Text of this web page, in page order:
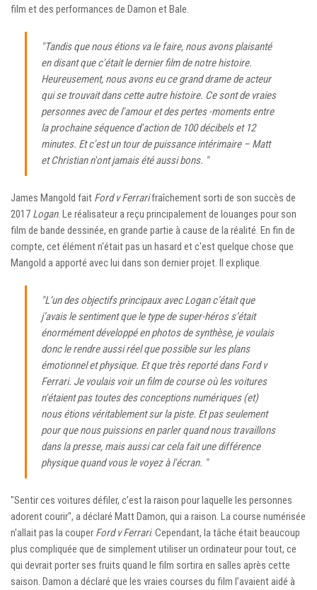
film et des performances de Damon et Bale.
"Tandis que nous étions va le faire, nous avons plaisanté
en disant que c'était le dernier film de notre histoire.
Heureusement, nous avons eu ce grand drame de acteur
qui se trouvait dans cette autre histoire. Ce sont de vraies
personnes avec de l'amour et des pertes -moments entre
la prochaine séquence d'action de 100 décibels et 12
minutes. Et c'est un tour de puissance intérimaire – Matt
et Christian n'ont jamais été aussi bons. "
James Mangold fait Ford v Ferrarifraîchement sorti de son succès de
2017 Logan. Le réalisateur a reçu principalement de louanges pour son
film de bande dessinée, en grande partie à cause de la réalité. En fin de
compte, cet élément n'était pas un hasard et c'est quelque chose que
Mangold a apporté avec lui dans son dernier projet. Il explique.
"L’un des objectifs principaux avecLoganc’était que
j’avais le sentiment que le type de super-héros s’était
énormément développé en photos de synthèse, je voulais
donc le rendre aussi réel que possible sur les plans
émotionnel et physique. Et que très reporté dansFord v
Ferrari. Je voulais voir un film de course où les voitures
n'étaient pas toutes des conceptions numériques (et)
nous étions véritablement sur la piste. Et pas seulement
pour que nous puissions en parler quand nous travaillons
dans la presse, mais aussi car cela fait une différence
physique quand vous le voyez à l'écran. "
"Sentir ces voitures défiler, c’est la raison pour laquelle les personnes
adorent courir", a déclaré Matt Damon, qui a raison. La course numérisée
n'allait pas la couper Ford v Ferrari. Cependant, la tâche était beaucoup
plus compliquée que de simplement utiliser un ordinateur pour tout, ce
qui devrait porter ses fruits quand le film sortira en salles après cette
saison. Damon a déclaré que les vraies courses du film l’avaient aidé à